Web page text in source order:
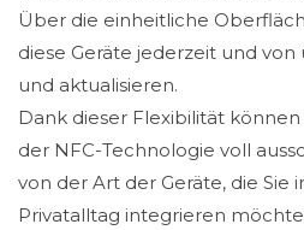
Über die einheitliche
diese Geräte jederzeit und
und aktualisieren.
Dank dieser Flexibilität
der NFC-Technologie voll
von der Art der Geräte, die Sie
Privatalltag integrieren